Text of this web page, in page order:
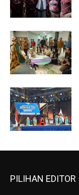
PILIHAN EDITOR